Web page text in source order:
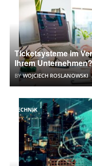
Ticketsysteme im
Ihrem Unternehmen?
BYWOJCIECH ROSLANOWSKI
TECHNIK